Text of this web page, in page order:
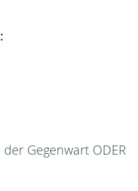
Gegenwart ODER